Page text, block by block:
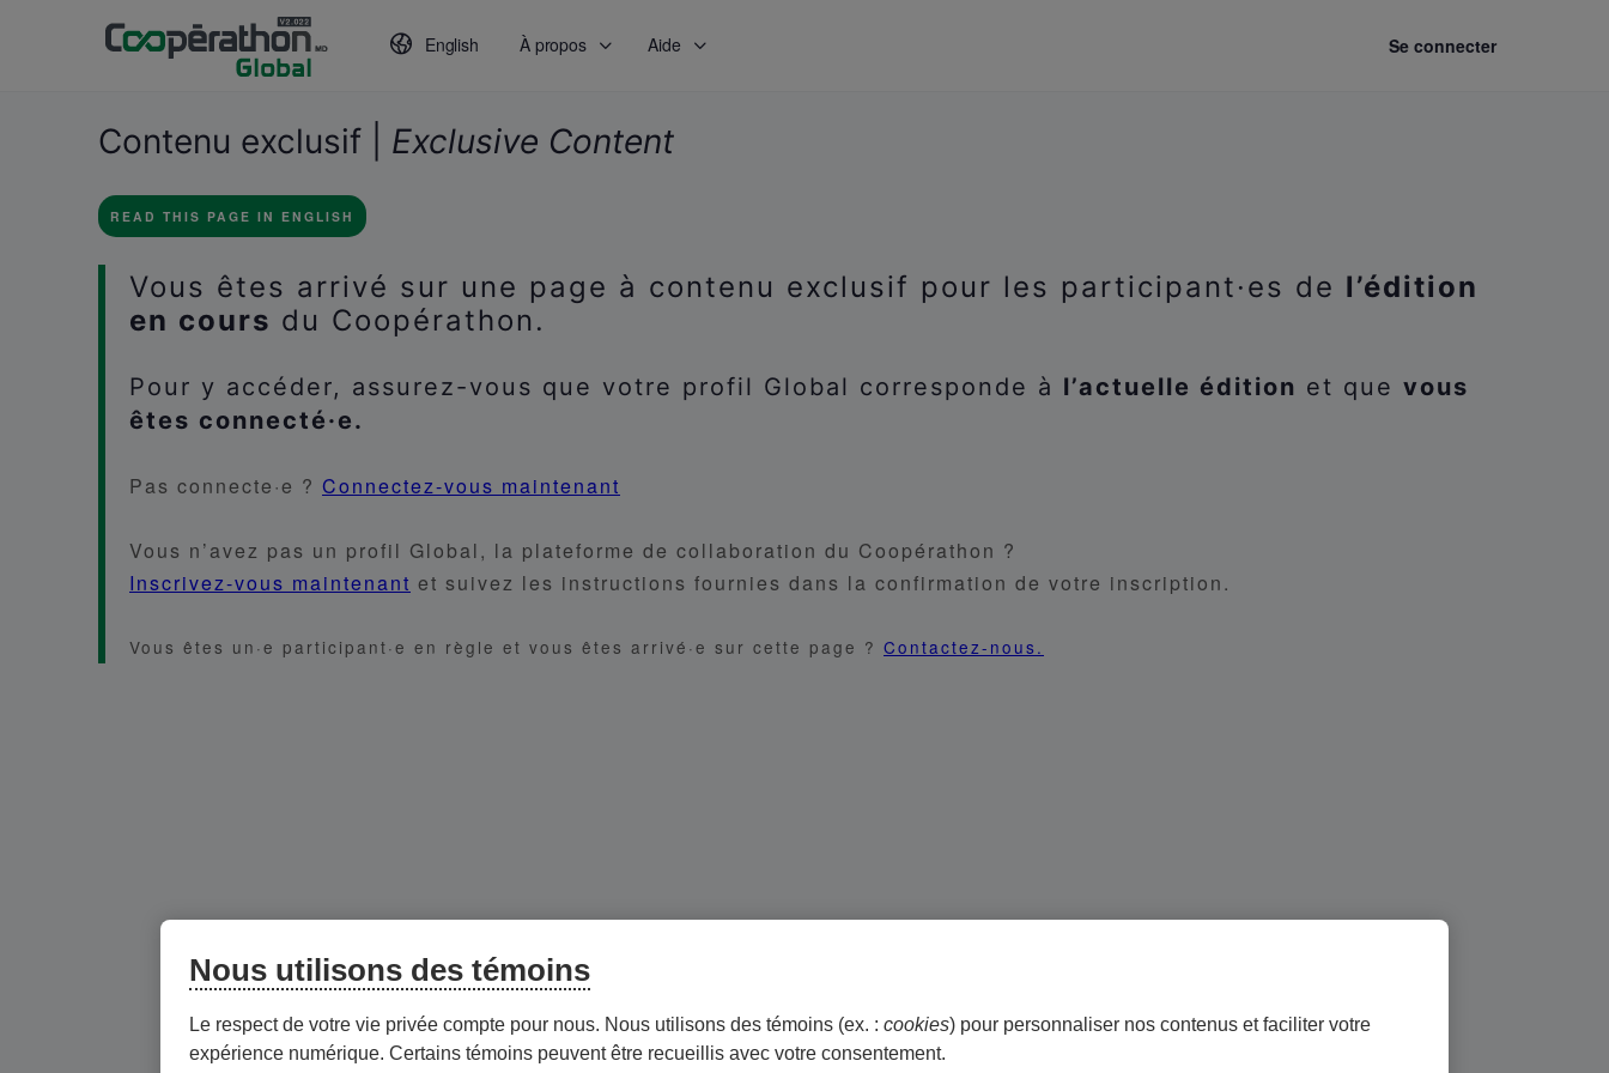
English À propos Aide Se connecter
Contenu exclusif | Exclusive Content
READ THIS PAGE IN ENGLISH
Vous êtes arrivé sur une page à contenu exclusif pour les participant·es de l’édition
en cours du Coopérathon.
Pour y accéder, assurez-vous que votre profil Global corresponde à l’actuelle édition et que vous
êtes connecté·e.
Pas connecte·e ? Connectez-vous maintenant
Vous n’avez pas un profil Global, la plateforme de collaboration du Coopérathon ?
Inscrivez-vous maintenant et suivez les instructions fournies dans la confirmation de votre inscription.
Vous êtes un·e participant·e en règle et vous êtes arrivé·e sur cette page ? Contactez-nous.
Nous utilisons des témoins
Le respect de votre vie privée compte pour nous. Nous utilisons des témoins (ex. :cookies) pour personnaliser nos contenus et faciliter votre
expérience numérique. Certains témoins peuvent être recueillis avec votre consentement.